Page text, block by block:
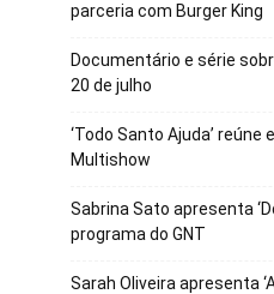
parceria com Burger King
Documentário e série
20 de julho
‘Todo Santo Ajuda’
Multishow
Sabrina Sato apresenta
programa do GNT
Sarah Oliveira apresenta